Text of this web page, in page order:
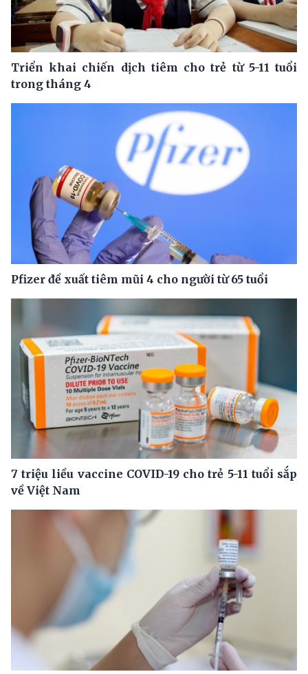
Triển khai chiến dịch tiêm cho trẻ từ 5-11 tuổi
trong tháng 4
Pfizer đề xuất tiêm mũi 4 cho người từ 65 tuổi
7 triệu liều vaccine COVID-19 cho trẻ 5-11 tuổi sắp
về Việt Nam